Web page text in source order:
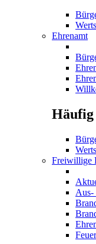
Ehrenamt
Häufig
Freiwillige
Aus-